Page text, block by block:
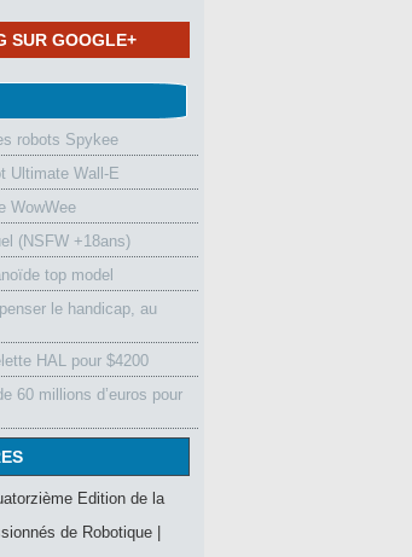
SUR GOOGLE+
robots Spykee
Ultimate Wall-E
WowWee
(NSFW +18ans)
top model
le handicap, au
HAL pour $4200
60 millions d’euros pour
Edition de la
de Robotique |